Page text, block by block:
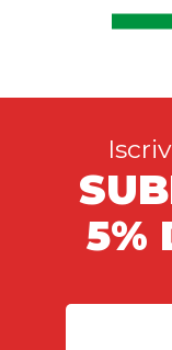
5%